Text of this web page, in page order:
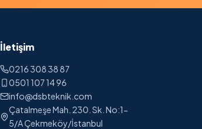
İletişim
0216 308 38 87
0501 107 14 96
info@dsbteknik.com
Çatalmeşe Mah. 230. Sk. No:1-
5/A Çekmeköy/İstanbul